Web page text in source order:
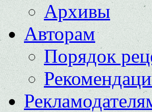
Архивы
Авторам
Порядок